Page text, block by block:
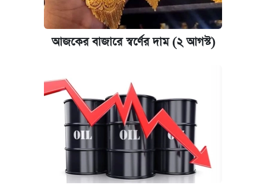
আজকের বাজারে স্বর্ণের দাম (২ আগস্ট)